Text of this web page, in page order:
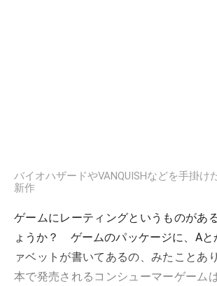
バイオハザードやVANQUISHなどを手掛け
新作
ゲームにレーティングというものがあ
ょうか？ ゲームのパッケージに、Aと
ァベットが書いてあるの、みたこと
本で発売されるコンシューマーゲーム